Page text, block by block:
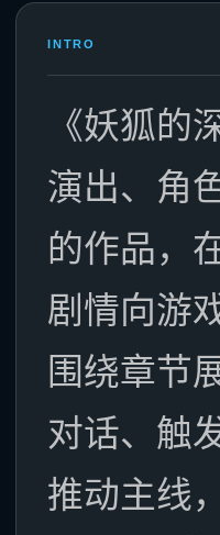
INTRO
《妖狐的
演出、角
的作品，
剧情向游
围绕章节
对话、触
推动主线